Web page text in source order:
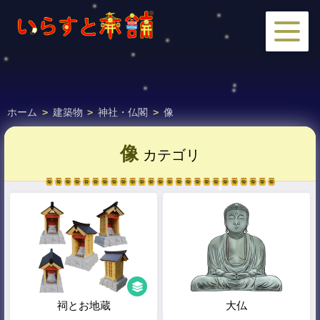
ホーム > 建築物 > 神社・仏閣 > 像
像 カテゴリ
祠とお地蔵 大仏